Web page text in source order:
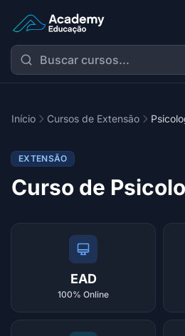
Academy Extensão
Início Cursos de Extensão
EXTENSÃO
Curso de
EAD
100% Online